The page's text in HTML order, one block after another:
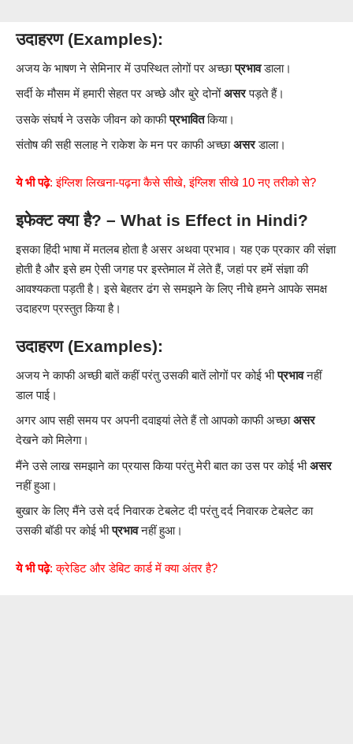
उदाहरण (Examples):
अजय के भाषण ने सेमिनार में उपस्थित लोगों पर अच्छाप्रभावडाला।
सर्दी के मौसम में हमारी सेहत पर अच्छे और बुरे दोनोंअसरपड़ते हैं।
उसके संघर्ष ने उसके जीवन को काफीप्रभावितकिया।
संतोष की सही सलाह ने राकेश के मन पर काफी अच्छाअसरडाला।
ये भी पढ़े:इंग्लिश लिखना-पढ़ना कैसे सीखे, इंग्लिश सीखे 10 नए तरीको से?
इफेक्ट क्या है? – What is Effect in Hindi?
इसका हिंदी भाषा में मतलब होता है असर अथवा प्रभाव। यह एक प्रकार की संज्ञा
होती है और इसे हम ऐसी जगह पर इस्तेमाल में लेते हैं, जहां पर हमें संज्ञा की
आवश्यकता पड़ती है। इसे बेहतर ढंग से समझने के लिए नीचे हमने आपके समक्ष
उदाहरण प्रस्तुत किया है।
उदाहरण (Examples):
अजय ने काफी अच्छी बातें कहीं परंतु उसकी बातें लोगों पर कोई भीप्रभावनहीं
डाल पाई।
अगर आप सही समय पर अपनी दवाइयां लेते हैं तो आपको काफी अच्छाअसर
देखने को मिलेगा।
मैंने उसे लाख समझाने का प्रयास किया परंतु मेरी बात का उस पर कोई भीअसर
नहीं हुआ।
बुखार के लिए मैंने उसे दर्द निवारक टेबलेट दी परंतु दर्द निवारक टेबलेट का
उसकी बॉडी पर कोई भीप्रभावनहीं हुआ।
ये भी पढ़े:क्रेडिट और डेबिट कार्ड में क्या अंतर है?